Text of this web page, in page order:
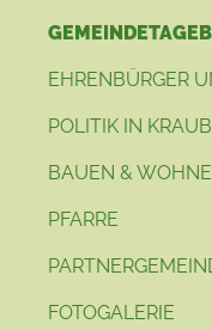
EHRENBÜRGER
POLITIK IN
BAUEN &
PFARRE
FOTOGALERIE